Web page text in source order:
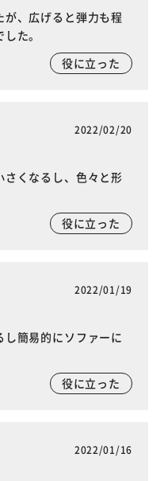
が、広げると弾力も程
た。
役に立った
2022/02/20
くなるし、色々と形
役に立った
2022/01/19
し簡易的にソファーに
役に立った
2022/01/16